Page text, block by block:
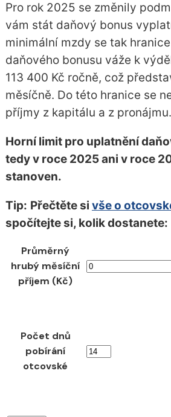
Pro rok 2025 se změnily
vám stát daňový bonus
minimální mzdy se tak
daňového bonusu váže k
113 400 Kč ročně, což
měsíčně. Do této hranice se
příjmy z kapitálu a z pronájmu.
Horní limit pro uplatnění
tedy v roce 2025 ani v roce
stanoven.
Tip: Přečtěte si vše o
spočítejte si, kolik dostanete:
Průměrný
hrubý měsíční
příjem (Kč)
Počet dnů
pobírání
otcovské